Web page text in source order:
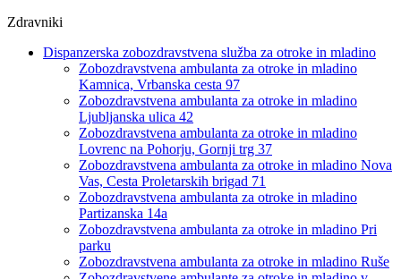
Zdravniki
Dispanzerska zobozdravstvena služba za otroke in mladino
Zobozdravstvena ambulanta za otroke in mladino
Kamnica, Vrbanska cesta 97
Zobozdravstvena ambulanta za otroke in mladino
Ljubljanska ulica 42
Zobozdravstvena ambulanta za otroke in mladino
Lovrenc na Pohorju, Gornji trg 37
Zobozdravstvena ambulanta za otroke in mladino Nova
Vas, Cesta Proletarskih brigad 71
Zobozdravstvena ambulanta za otroke in mladino
Partizanska 14a
Zobozdravstvena ambulanta za otroke in mladino Pri
parku
Zobozdravstvena ambulanta za otroke in mladino Ruše